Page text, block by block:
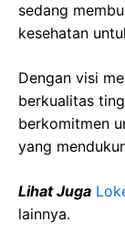
sedang
kesehatan
Dengan visi
berkualitas
berkomitmen
yang
Lihat Juga
lainnya.